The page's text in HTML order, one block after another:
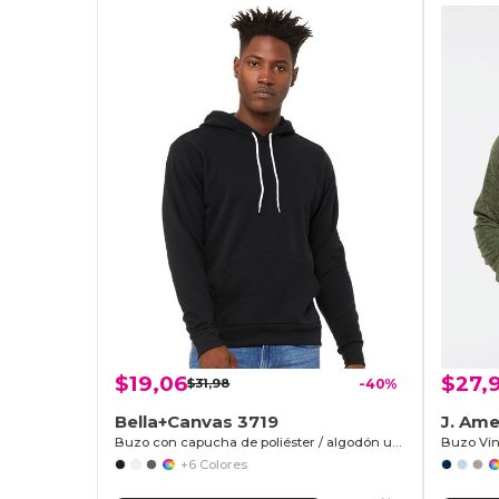
$19,06$31,98 -40%
Bella+Canvas 3719
+6 Colores
J.